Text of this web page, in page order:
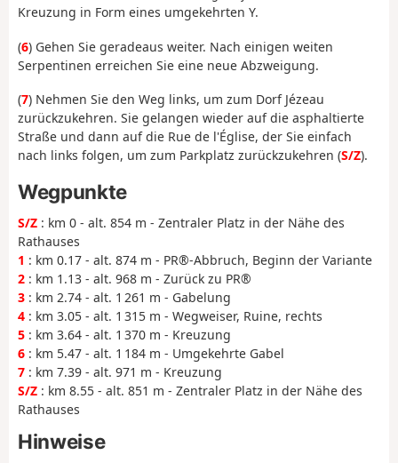
Kreuzung in Form eines umgekehrten Y.
(6) Gehen Sie geradeaus weiter. Nach einigen weiten
Serpentinen erreichen Sie eine neue Abzweigung.
(7) Nehmen Sie den Weg links, um zum Dorf Jézeau
zurückzukehren. Sie gelangen wieder auf die asphaltierte
Straße und dann auf die Rue de l'Église, der Sie einfach
nach links folgen, um zum Parkplatz zurückzukehren (S/Z).
Wegpunkte
S/Z : km 0 - alt. 854 m - Zentraler Platz in der Nähe des
Rathauses
1 : km 0.17 - alt. 874 m - PR®-Abbruch, Beginn der Variante
2 : km 1.13 - alt. 968 m - Zurück zu PR®
3 : km 2.74 - alt. 1 261 m - Gabelung
4 : km 3.05 - alt. 1 315 m - Wegweiser, Ruine, rechts
5 : km 3.64 - alt. 1 370 m - Kreuzung
6 : km 5.47 - alt. 1 184 m - Umgekehrte Gabel
7 : km 7.39 - alt. 971 m - Kreuzung
S/Z : km 8.55 - alt. 851 m - Zentraler Platz in der Nähe des
Rathauses
Hinweise